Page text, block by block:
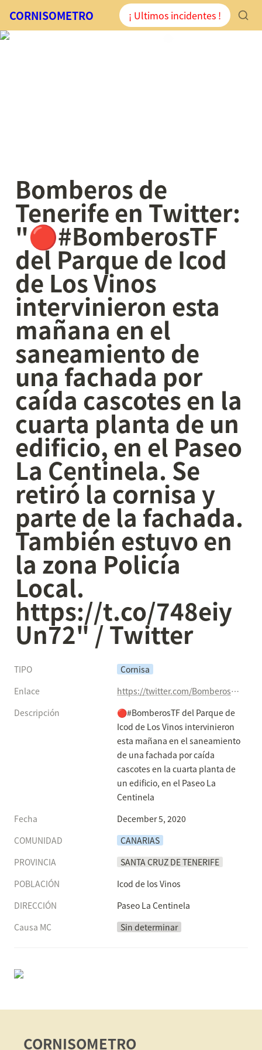
CORNISOMETRO ¡ Ultimos incidentes !
Bomberos de
Tenerife en Twitter:
"🔴#BomberosTF
del Parque de Icod
de Los Vinos
intervinieron esta
mañana en el
saneamiento de
una fachada por
caída cascotes en la
cuarta planta de un
edificio, en el Paseo
La Centinela. Se
retiró la cornisa y
parte de la fachada.
También estuvo en
la zona Policía
Local.
https://t.co/748eiy
Un72" / Twitter
TIPO
Cornisa
Enlace
https://twitter.com/BomberosTf/status/1335271758006525952
Descripción
🔴#BomberosTF del Parque de
Icod de Los Vinos intervinieron
esta mañana en el saneamiento
de una fachada por caída
cascotes en la cuarta planta de
un edificio, en el Paseo La
Centinela
Fecha
December 5, 2020
COMUNIDAD
CANARIAS
PROVINCIA
SANTA CRUZ DE TENERIFE
POBLACIÓN
Icod de los Vinos
DIRECCIÓN
Paseo La Centinela
Causa MC
Sin determinar
CORNISOMETRO